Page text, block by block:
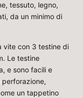
tessuto, legno,
da un minimo di
vite con 3 testine di
Le testine
e sono facili e
un tappetino